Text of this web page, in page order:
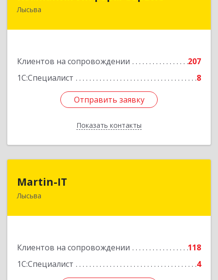
Лысьва
Клиентов на сопровождении
207
1С:Специалист
8
Отправить заявку
Показать контакты
618909, Пермский край, Лысьва г, Металлистов
Отправить заявку
Назад
Martin-IT
Лысьва
Клиентов на сопровождении
118
1С:Специалист
4
618900, Пермский край, Лысьва г, Смышляева